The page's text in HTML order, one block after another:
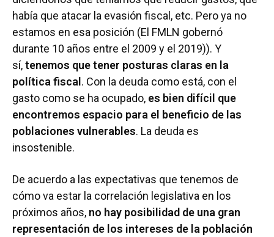
había que atacar la evasión fiscal, etc. Pero ya no
estamos en esa posición (El FMLN gobernó
durante 10 años entre el 2009 y el 2019)). Y
sí,tenemos que tener posturas claras en la
política fiscal. Con la deuda como está, con el
gasto como se ha ocupado, es bien difícil que
encontremos espacio para el beneficio de las
poblaciones vulnerables. La deuda es
insostenible.
De acuerdo a las expectativas que tenemos de
cómo va estar la correlación legislativa en los
próximos años, no hay posibilidad de una gran
representación de los intereses de la población